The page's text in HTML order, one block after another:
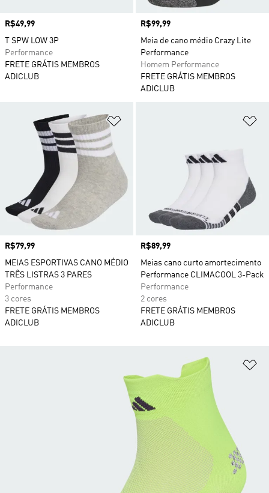
Preço
R$49,99
T SPW LOW 3P
Performance
FRETE GRÁTIS MEMBROS
ADICLUB
Preço
R$99,99
Meia de cano médio Crazy Lite
Performance
Homem Performance
FRETE GRÁTIS MEMBROS
ADICLUB
Preço
R$79,99
MEIAS ESPORTIVAS CANO MÉDIO
TRÊS LISTRAS 3 PARES
Performance
3 cores
FRETE GRÁTIS MEMBROS
ADICLUB
Preço
R$89,99
Meias cano curto amortecimento
Performance CLIMACOOL 3-Pack
Performance
2 cores
FRETE GRÁTIS MEMBROS
ADICLUB